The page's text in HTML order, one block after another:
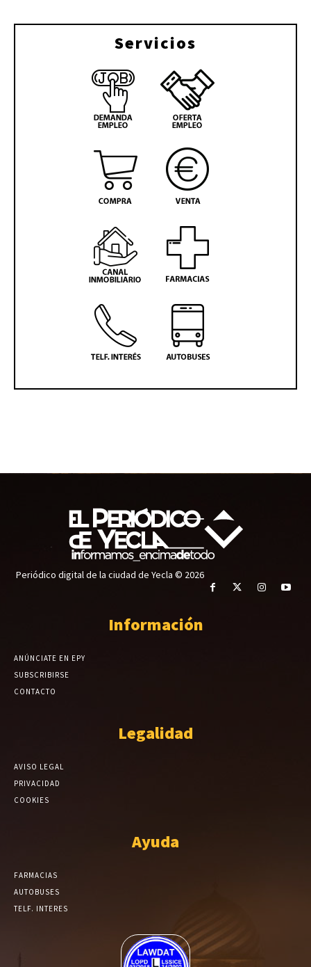
Servicios
Periódico digital de la ciudad de Yecla © 2026
Información
ANÚNCIATE EN EPY
SUBSCRIBIRSE
CONTACTO
Legalidad
AVISO LEGAL
PRIVACIDAD
COOKIES
Ayuda
FARMACIAS
AUTOBUSES
TELF. INTERES